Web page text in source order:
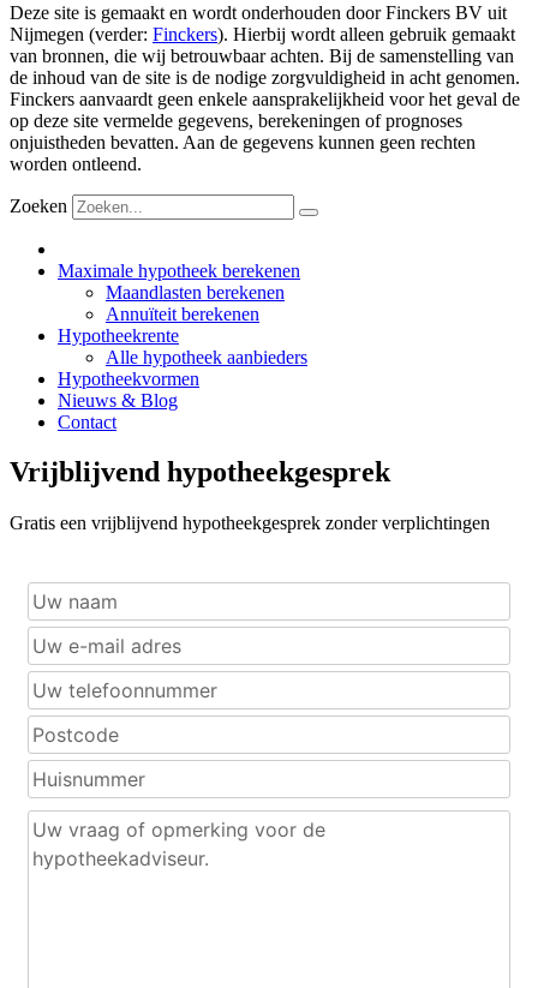
Deze site is gemaakt en wordt onderhouden door Finckers BV uit
Nijmegen (verder: Finckers). Hierbij wordt alleen gebruik gemaakt
van bronnen, die wij betrouwbaar achten. Bij de samenstelling van
de inhoud van de site is de nodige zorgvuldigheid in acht genomen.
Finckers aanvaardt geen enkele aansprakelijkheid voor het geval de
op deze site vermelde gegevens, berekeningen of prognoses
onjuistheden bevatten. Aan de gegevens kunnen geen rechten
worden ontleend.
Zoeken
Maximale hypotheek berekenen
Maandlasten berekenen
Annuïteit berekenen
Hypotheekrente
Alle hypotheek aanbieders
Hypotheekvormen
Nieuws & Blog
Contact
Vrijblijvend hypotheekgesprek
Gratis een vrijblijvend hypotheekgesprek zonder verplichtingen